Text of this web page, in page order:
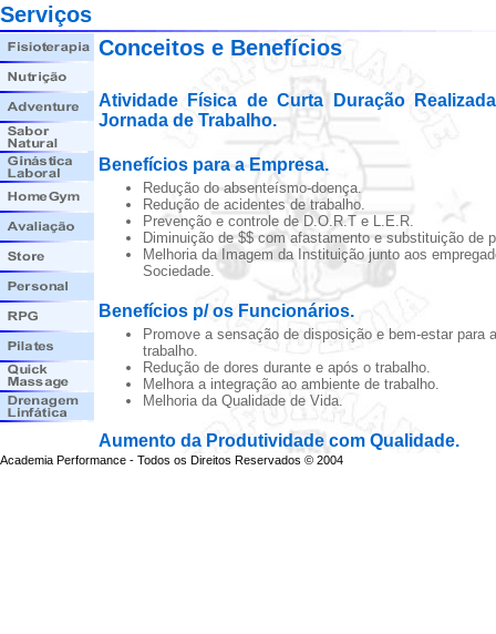
Serviços
Conceitos e Benefícios
Atividade Física de Curta Duração
Jornada de Trabalho.
Benefícios para a Empresa.
Redução do absenteísmo-doença.
Redução de acidentes de trabalho.
Prevenção e controle de D.O.R.T e L.E.R.
Diminuição de $$ com afastamento e substituição de
Melhoria da Imagem da Instituição junto aos
Sociedade.
Benefícios p/ os Funcionários.
Promove a sensação de disposição e bem-estar para
trabalho.
Redução de dores durante e após o trabalho.
Melhora a integração ao ambiente de trabalho.
Melhoria da Qualidade de Vida.
Aumento da Produtividade com Qualidade.
Academia Performance - Todos os Direitos Reservados © 2004